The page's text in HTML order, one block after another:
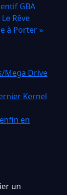
GBA
Rêve
à Porter »
Mega Drive
Kernel
en
un